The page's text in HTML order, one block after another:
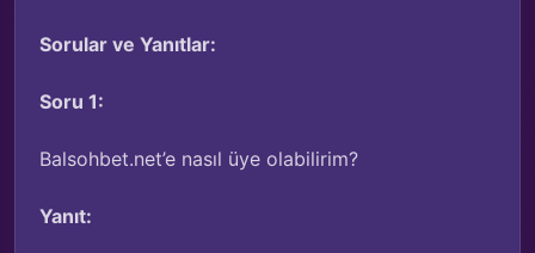
Sorular ve Yanıtlar:
Soru 1:
Balsohbet.net’e nasıl üye olabilirim?
Yanıt: